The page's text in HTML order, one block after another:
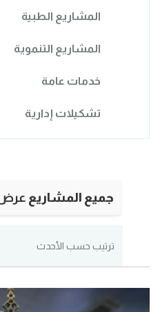
المشاريع الطبية
المشاريع التنموية
خدمات عامة
تشكيلات إدارية
جميع المشاريع
ترتيب حسب الأحدث